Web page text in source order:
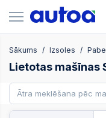
Sākums Izsoles
Lietotas mašīnas